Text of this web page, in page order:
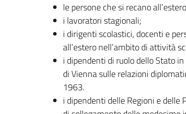
le persone che si recano
i lavoratori stagionali;
i dirigenti scolastici, docenti e
all’estero nell’ambito di attività
i dipendenti di ruolo dello Stato
di Vienna sulle relazioni
1963.
i dipendenti delle Regioni e